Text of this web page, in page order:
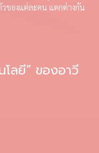
วของแต่ละคน แตกต่างกัน
โลยี” ของอาวี